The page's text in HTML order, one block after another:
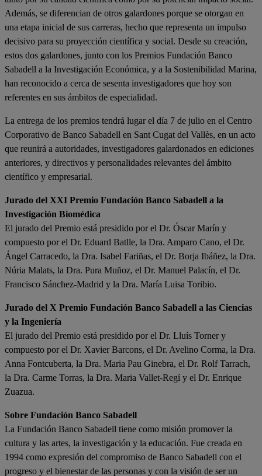
Además, se diferencian de otros galardones porque se otorgan en
una etapa inicial de sus carreras, hecho que representa un impulso
decisivo para su proyección científica y social. Desde su creación,
estos dos galardones, junto con los Premios Fundación Banco
Sabadell a la Investigación Económica, y a la Sostenibilidad Marina,
han reconocido a cerca de sesenta investigadores que hoy son
referentes en sus ámbitos de especialidad.
La entrega de los premios tendrá lugar el día 7 de julio en el Centro
Corporativo de Banco Sabadell en Sant Cugat del Vallès, en un acto
que reunirá a autoridades, investigadores galardonados en ediciones
anteriores, y directivos y personalidades relevantes del ámbito
científico y empresarial.
Jurado del XXI Premio Fundación Banco Sabadell a la
Investigación Biomédica
El jurado del Premio está presidido por el Dr. Óscar Marín y
compuesto por el Dr. Eduard Batlle, la Dra. Amparo Cano, el Dr.
Ángel Carracedo, la Dra. Isabel Fariñas, el Dr. Borja Ibáñez, la Dra.
Núria Malats, la Dra. Pura Muñoz, el Dr. Manuel Palacín, el Dr.
Francisco Sánchez-Madrid y la Dra. María Luisa Toribio.
Jurado del X Premio Fundación Banco Sabadell a las Ciencias
y la Ingeniería
El jurado del Premio está presidido por el Dr. Lluís Torner y
compuesto por el Dr. Xavier Barcons, el Dr. Avelino Corma, la Dra.
Anna Fontcuberta, la Dra. Maria Pau Ginebra, el Dr. Rolf Tarrach,
la Dra. Carme Torras, la Dra. Maria Vallet-Regí y el Dr. Enrique
Zuazua.
Sobre Fundación Banco Sabadell
La Fundación Banco Sabadell tiene como misión promover la
cultura y las artes, la investigación y la educación. Fue creada en
1994 como expresión del compromiso de Banco Sabadell con el
progreso y el bienestar de las personas y con la visión de ser un